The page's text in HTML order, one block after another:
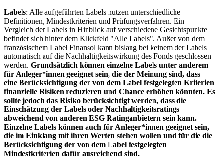
Labels: Alle aufgeführten Labels nutzen unterschiedliche
Definitionen, Mindestkriterien und Prüfungsverfahren. Ein
Vergleich der Labels in Hinblick auf verschiedene Gesichtspunkte
befindet sich hinter dem Klickfeld "Alle Labels". Außer von dem
französischem Label Finansol kann bislang bei keinem der Labels
automatisch auf die Nachhaltigkeitswirkung des Fonds geschlossen
werden. Grundsätzlich können einzelne Labels unter anderem
für Anleger*innen geeignet sein, die der Meinung sind, dass
eine Berücksichtigung der von dem Label festgelegten Kriterien
finanzielle Risiken reduzieren und Chance erhöhen könnten. Es
sollte jedoch das Risiko berücksichtigt werden, dass die
Einschätzung der Labels oder Nachhaltigkeitsratings
abweichend von anderen ESG Ratinganbietern sein kann.
Einzelne Labels können auch für Anleger*innen geeignet sein,
die im Einklang mit ihren Werten stehen wollen und für die die
Berücksichtigung der von dem Label festgelegten
Mindestkriterien dafür ausreichend sind.